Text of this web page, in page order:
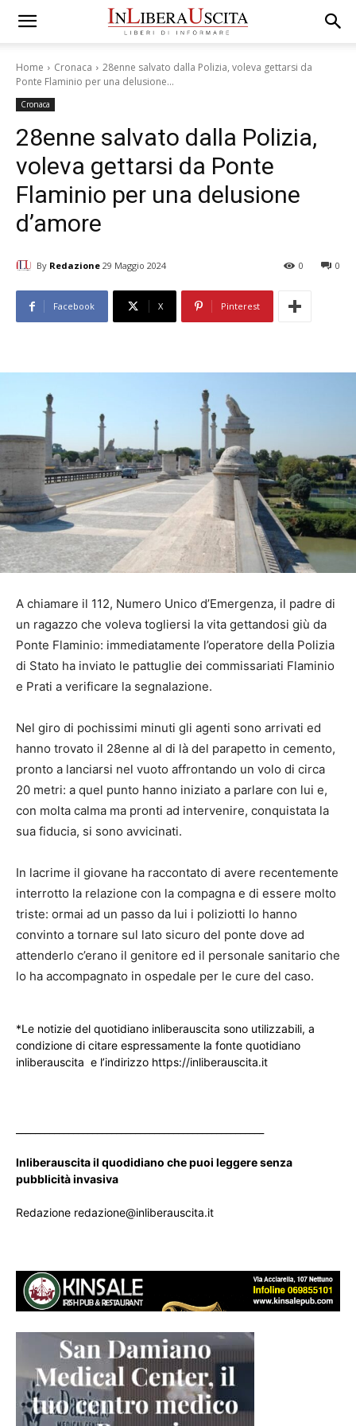
Home Cronaca
28enne salvato dalla Polizia, voleva gettarsi da
Ponte Flaminio per una delusione...
Cronaca
28enne salvato dalla Polizia,
voleva gettarsi da Ponte
Flaminio per una delusione
d’amore
By Redazione 29 Maggio 2024 0
0
Facebook X Pinterest
A chiamare il 112, Numero Unico d’Emergenza, il padre di
un ragazzo che voleva togliersi la vita gettandosi giù da
Ponte Flaminio: immediatamente l’operatore della Polizia
di Stato ha inviato le pattuglie dei commissariati Flaminio
e Prati a verificare la segnalazione.
Nel giro di pochissimi minuti gli agenti sono arrivati ed
hanno trovato il 28enne al di là del parapetto in cemento,
pronto a lanciarsi nel vuoto affrontando un volo di circa
20 metri: a quel punto hanno iniziato a parlare con lui e,
con molta calma ma pronti ad intervenire, conquistata la
sua fiducia, si sono avvicinati.
In lacrime il giovane ha raccontato di avere recentemente
interrotto la relazione con la compagna e di essere molto
triste: ormai ad un passo da lui i poliziotti lo hanno
convinto a tornare sul lato sicuro del ponte dove ad
attenderlo c’erano il genitore ed il personale sanitario che
lo ha accompagnato in ospedale per le cure del caso.
*Le notizie del quotidiano inliberauscita sono utilizzabili, a
condizione di citare espressamente la fonte quotidiano
inliberauscita e l’indirizzo https://inliberauscita.it
Inliberauscita il quodidiano che puoi leggere senza
pubblicità invasiva
Redazione redazione@inliberauscita.it